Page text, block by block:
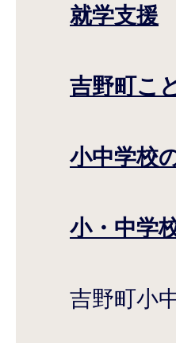
就学支援
吉野町こ
小中学校
小・中学
吉野町小